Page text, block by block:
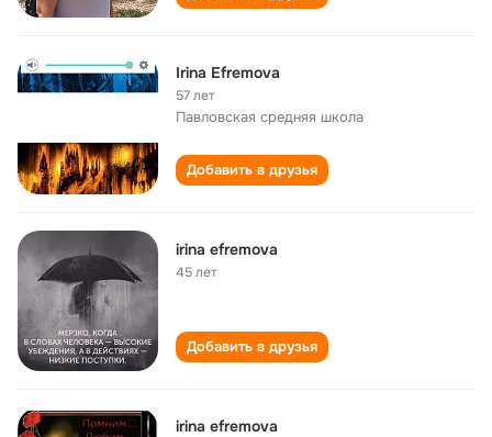
Irina Efremova
57 лет
Павловская средняя школа
Добавить в друзья
irina efremova
45 лет
Добавить в друзья
irina efremova